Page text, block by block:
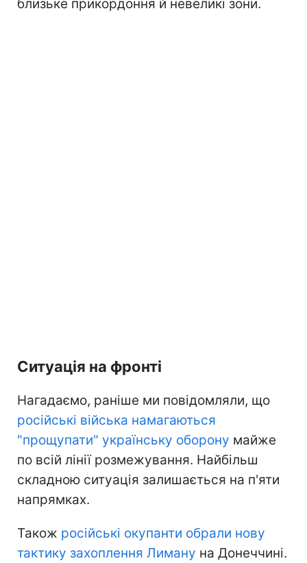
близьке прикордоння й невеликі зони.
Ситуація на фронті
Нагадаємо, раніше ми повідомляли, що
російські війська намагаються
"прощупати" українську оборону майже
по всій лінії розмежування. Найбільш
складною ситуація залишається на п'яти
напрямках.
Також російські окупанти обрали нову
тактику захоплення Лиману на Донеччині.